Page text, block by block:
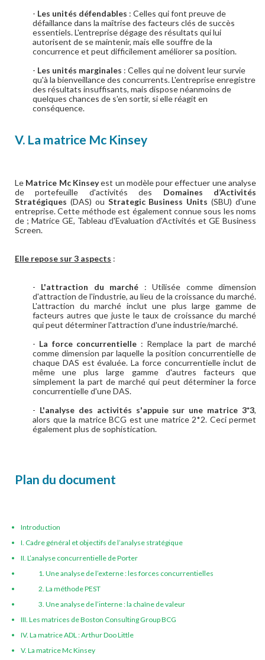
- Les unités défendables : Celles qui font preuve de
défaillance dans la maîtrise des facteurs clés de succès
essentiels. L'entreprise dégage des résultats qui lui
autorisent de se maintenir, mais elle souffre de la
concurrence et peut difficilement améliorer sa position.
- Les unités marginales : Celles qui ne doivent leur survie
qu'à la bienveillance des concurrents. L'entreprise enregistre
des résultats insuffisants, mais dispose néanmoins de
quelques chances de s'en sortir, si elle réagit en
conséquence.
V. La matrice Mc Kinsey
Le Matrice Mc Kinseyest un modèle pour effectuer une analyse
de portefeuille d'activités des Domaines d’Activités
Stratégiques (DAS) ou Strategic Business Units(SBU) d'une
entreprise. Cette méthode est également connue sous les noms
de ; Matrice GE, Tableau d'Evaluation d'Activités et GE Business
Screen.
Elle repose sur 3 aspects :
- L'attraction du marché : Utilisée comme dimension
d'attraction de l'industrie, au lieu de la croissance du marché.
L'attraction du marché inclut une plus large gamme de
facteurs autres que juste le taux de croissance du marché
qui peut déterminer l'attraction d'une industrie/marché.
- La force concurrentielle : Remplace la part de marché
comme dimension par laquelle la position concurrentielle de
chaque DAS est évaluée. La force concurrentielle inclut de
même une plus large gamme d'autres facteurs que
simplement la part de marché qui peut déterminer la force
concurrentielle d'une DAS.
- L'analyse des activités s'appuie sur une matrice 3*3,
alors que la matrice BCG est une matrice 2*2. Ceci permet
également plus de sophistication.
Plan du document
Introduction
I. Cadre général et objectifs de l’analyse stratégique
II. L’analyse concurrentielle de Porter
1. Une analyse de l’externe : les forces concurrentielles
2. La méthode PEST
3. Une analyse de l’interne : la chaîne de valeur
III. Les matrices de Boston Consulting Group BCG
IV. La matrice ADL : Arthur Doo Little
V. La matrice Mc Kinsey